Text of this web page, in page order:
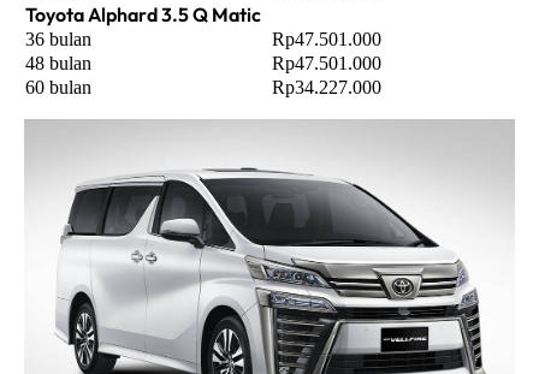
Toyota Alphard 3.5 Q Matic
36 bulan
Rp47.501.000
48 bulan
Rp47.501.000
60 bulan
Rp34.227.000